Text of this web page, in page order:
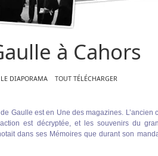
à Cahors
DIAPORAMA TOUT TÉLÉCHARGER
Gaulle est en Une des magazines. L’ancien
est décryptée, et les souvenirs du
dans ses Mémoires que durant son